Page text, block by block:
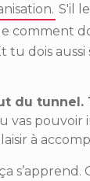
S'il
comment
dois
du
vas
à
s’apprend.